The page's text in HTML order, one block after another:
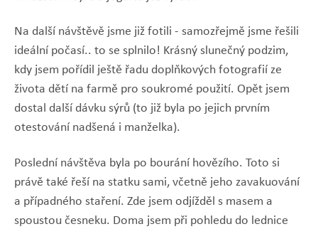
Na další návštěvě jsme již fotili - samozřejmě jsme řešili
ideální počasí.. to se splnilo! Krásný slunečný podzim,
kdy jsem pořídil ještě řadu doplňkových fotografií ze
života dětí na farmě pro soukromé použití. Opět jsem
dostal další dávku sýrů (to již byla po jejich prvním
otestování nadšená i manželka).
Poslední návštěva byla po bourání hovězího. Toto si
právě také řeší na statku sami, včetně jeho zavakuování
a případného staření. Zde jsem odjížděl s masem a
spoustou česneku. Doma jsem při pohledu do lednice